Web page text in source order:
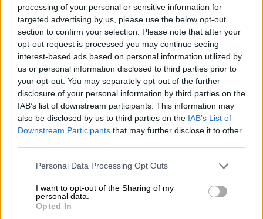
processing of your personal or sensitive information for
targeted advertising by us, please use the below opt-out
section to confirm your selection. Please note that after your
opt-out request is processed you may continue seeing
interest-based ads based on personal information utilized by
us or personal information disclosed to third parties prior to
your opt-out. You may separately opt-out of the further
disclosure of your personal information by third parties on the
IAB’s list of downstream participants. This information may
also be disclosed by us to third parties on the IAB’s List of
Downstream Participants that may further disclose it to other
Please note that this website/app uses one or more Google
not limited to your visit or usage behaviour. You may click to
grant or deny consent to Google and its third-party tags to
use your data for below specified purposes in below Google
Personal Data Processing Opt Outs
I want to opt-out of the Sharing of my
personal data.
Opted In